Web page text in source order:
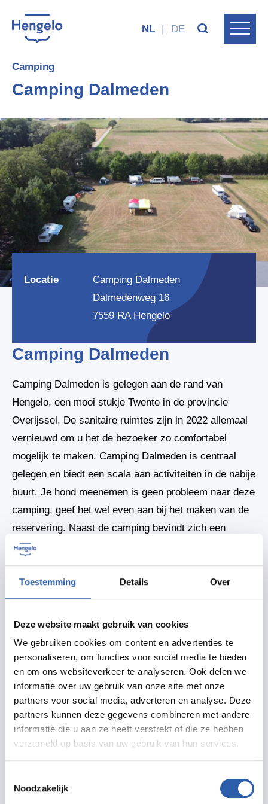
Toestemming Details Over
Deze website maakt gebruik van cookies
We gebruiken cookies om content en advertenties te
personaliseren, om functies voor social media te bieden
en om ons websiteverkeer te analyseren. Ook delen we
informatie over uw gebruik van onze site met onze
partners voor social media, adverteren en analyse. Deze
partners kunnen deze gegevens combineren met andere
informatie die u aan ze heeft verstrekt of die ze hebben
verzameld op basis van uw gebruik van hun services.
Noodzakelijk
NL | DE
Camping
Camping Dalmeden
Locatie
Camping Dalmeden
Dalmedenweg 16
7559 RA Hengelo
Camping Dalmeden
Camping Dalmeden is gelegen aan de rand van
Hengelo, een mooi stukje Twente in de provincie
Overijssel. De sanitaire ruimtes zijn in 2022 allemaal
vernieuwd om u het de bezoeker zo comfortabel
mogelijk te maken. Camping Dalmeden is centraal
gelegen en biedt een scala aan activiteiten in de nabije
buurt. Je hond meenemen is geen probleem naar deze
camping, geef het wel even aan bij het maken van de
reservering. Naast de camping bevindt zich een
hondenuitlaatveld.
Dalmeden
heeft.
Voor informatie over voorzieningen en prijzen kijk je
op de website van de camping:www.dalmeden.nu
dalmeden.nu/